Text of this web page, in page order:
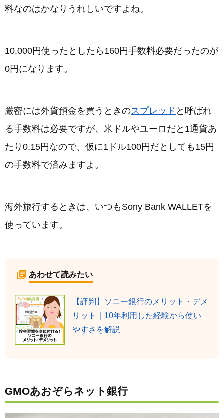
料なのはかなりうれしいですよね。
10,000円使ったとしたら160円手数料必要だったのが
0円になります。
厳密には外貨預金を買うときのスプレッド と呼ばれ
る手数料は必要ですが、米ドルやユーロだと1通貨あ
たり0.15円なので、仮に1ドル100円だとしても15円
の手数料で済みますよ。
海外旅行するときは、いつもSony Bank WALLETを
使っています。
あわせて読みたい
【評判】ソニー銀行のメリット・デメ
リット｜10年利用した経験から使い
やすさを解説
GMOあおぞらネット銀行